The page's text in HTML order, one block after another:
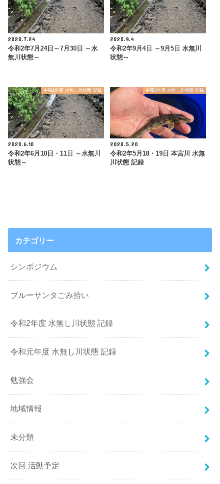
2020.7.24
令和2年7月24日～7月30日 ～水
無川状態～
2020.9.4
令和2年9月4日 ～9月5日 水無川
状態～
令和2年度 水無し川状態 記録
2020.6.10
令和2年6月10日・11日 ～水無川
状態～
令和2年度 水無し川状態 記録
2020.5.20
令和2年5月18・19日 本宮川 水無
川状態 記録
カテゴリー
シンポジウム
ブルーサンタごみ拾い
令和2年度 水無し川状態 記録
令和元年度 水無し川状態 記録
勉強会
地域情報
未分類
次回 活動予定